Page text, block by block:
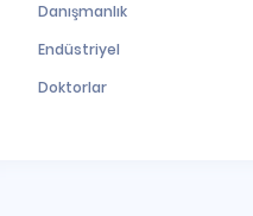
Danışmanlık
Endüstriyel
Doktorlar